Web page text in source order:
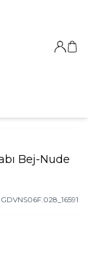
Giriş
Bej-Nude